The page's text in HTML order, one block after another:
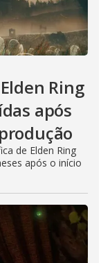
Ring
após
de Elden Ring
após o início